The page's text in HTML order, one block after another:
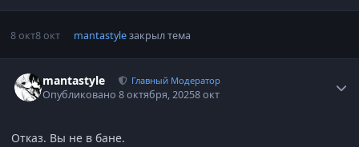
8 окт8 окт mantastyleзакрыл тема
mantastyle Главный Модератор
Опубликовано8 октября, 20258 окт
Отказ. Вы не в бане.